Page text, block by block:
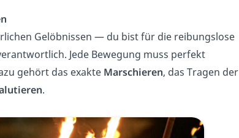
Gelöbnissen — du bist für die reibungslose
Jede Bewegung muss perfekt
gehört das exakte Marschieren, das Tragen der
.